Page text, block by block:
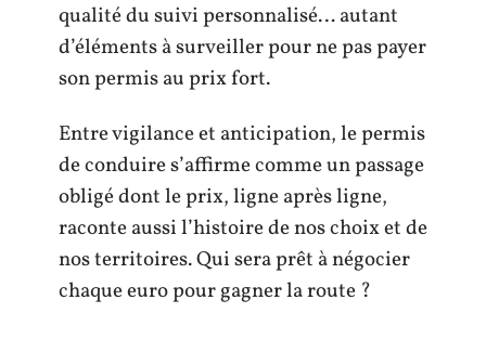
qualité du suivi personnalisé… autant
d’éléments à surveiller pour ne pas payer
son permis au prix fort.
Entre vigilance et anticipation, le permis
de conduire s’affirme comme un passage
obligé dont le prix, ligne après ligne,
raconte aussi l’histoire de nos choix et de
nos territoires. Qui sera prêt à négocier
chaque euro pour gagner la route ?